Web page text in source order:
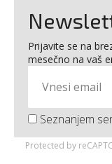
Prijavite se na
mesečno na vaš
Seznanjem
Protected by